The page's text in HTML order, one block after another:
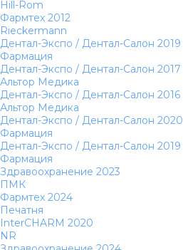
Hill-Rom
Фармтех 2012
Rieckermann
Дентал-Экспо / Дентал-Салон 2019
Фармация
Дентал-Экспо / Дентал-Салон 2017
Альтор Медика
Дентал-Экспо / Дентал-Салон 2016
Альтор Медика
Дентал-Экспо / Дентал-Салон 2020
Фармация
Дентал-Экспо / Дентал-Салон 2019
Фармация
Здравоохранение 2023
ПМК
Фармтех 2024
Печатня
InterCHARM 2020
NR